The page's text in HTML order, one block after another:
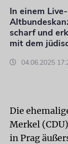
In einem
scharf und
mit dem
04.06.2025
Die
Merkel
in Prag